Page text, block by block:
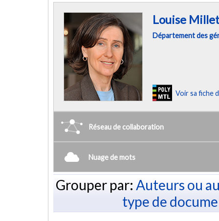
Louise
Département des
Voir sa fiche
Réseau de collaboration
Nuage de mots
Grouper par: Auteurs ou
type de